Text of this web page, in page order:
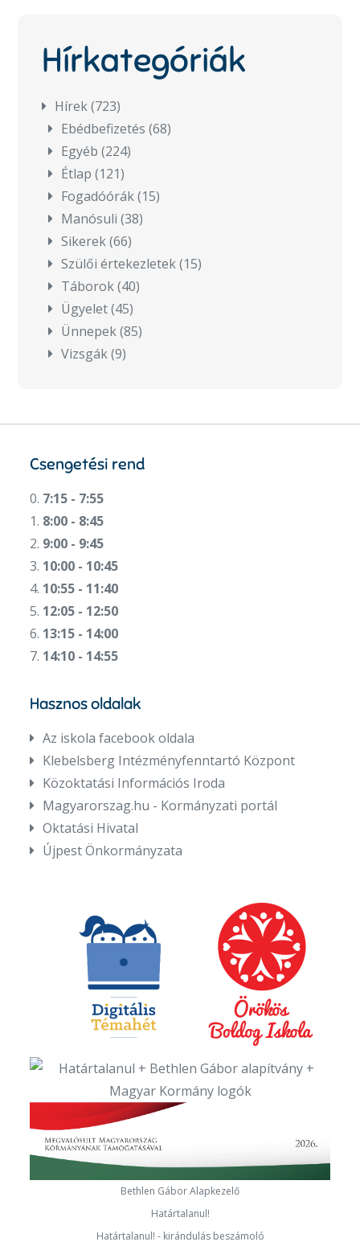
Hírkategóriák
Hírek(723)
Ebédbefizetés (68)
Egyéb (224)
Étlap (121)
Fogadóórák(15)
Manósuli (38)
Sikerek(66)
Szülői értekezletek(15)
Táborok(40)
Ügyelet(45)
Ünnepek(85)
Vizsgák(9)
Csengetési rend
0. 7:15 - 7:55
1. 8:00 - 8:45
2. 9:00 - 9:45
3. 10:00 - 10:45
4. 10:55 - 11:40
5. 12:05 - 12:50
6. 13:15 - 14:00
7. 14:10 - 14:55
Hasznos oldalak
Az iskola facebook oldala
Klebelsberg Intézményfenntartó Központ
Közoktatási Információs Iroda
Magyarorszag.hu - Kormányzati portál
Oktatási Hivatal
Újpest Önkormányzata
Bethlen Gábor Alapkezelő
Határtalanul!
Határtalanul! - kirándulás beszámoló